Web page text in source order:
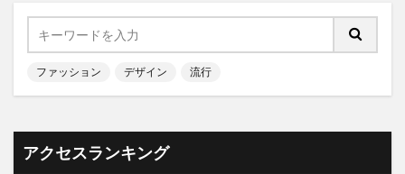
ファッション デザイン 流行
アクセスランキング